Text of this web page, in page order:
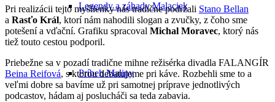
Legendy a záhady Malaciek
Príbeh Maliny
Pri realizácii tejto myšlienky nás tradične podržali Stano Bellan
a Rasťo Král, ktorí nám nahodili slogan a zvučky, z čoho sme
potešení a vďační. Grafiku spracoval Michal Moravec, ktorý nás
tiež touto cestou podporil.
Priebežne sa v pozadí tradične mihne režisérka divadla FALANGÍR
Beina Reifová, s ktorou debatujeme pri káve. Rozbehli sme to a
veľmi dobre sa bavíme už pri samotnej príprave jednotlivých
podcastov, hádam aj poslucháči sa teda zabavia.